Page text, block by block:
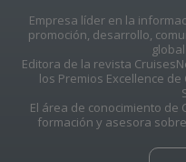
Empresa líder en la
promoción, desarrollo,
Editora de la revista
los Premios Excellence
El área de conocimiento de
formación y asesora